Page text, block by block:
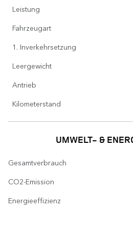
Leistung
Fahrzeugart
1. Inverkehrsetzung
Leergewicht
Antrieb
Kilometerstand
UMWELT- &
Gesamtverbrauch
CO2-Emission
Energieeffizienz